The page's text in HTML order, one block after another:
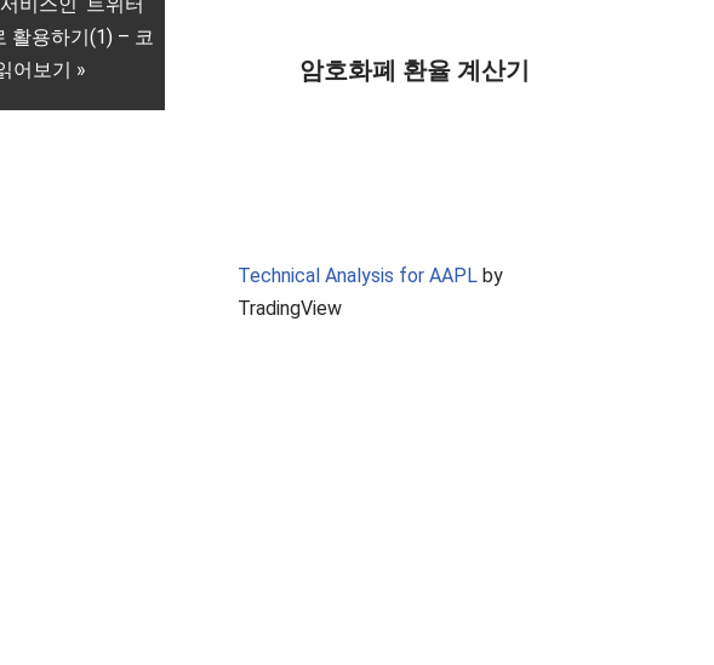
활용하기(1) – 코
어보기 » 암호화폐 환율 계산기
Technical Analysis for AAPL by
TradingView